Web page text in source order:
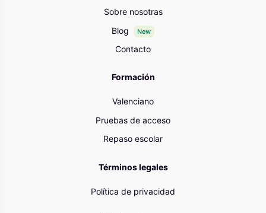
Sobre nosotras
Blog
New
Contacto
Formación
Valenciano
Pruebas de acceso
Repaso escolar
Términos legales
Política de privacidad